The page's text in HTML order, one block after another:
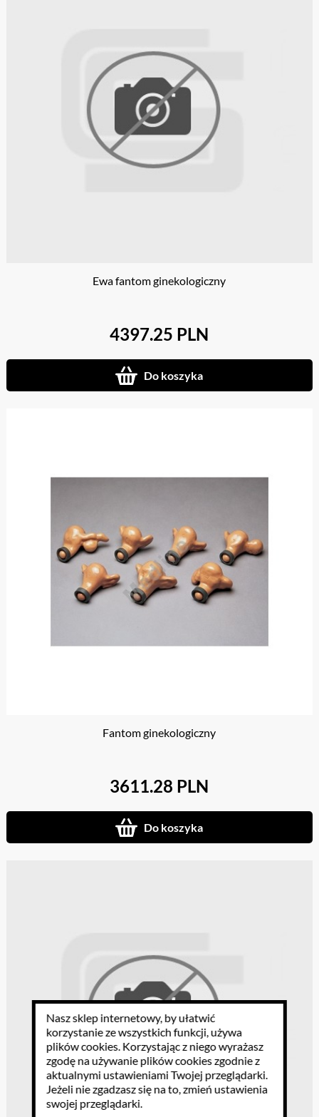
Ewa fantom ginekologiczny
4397.25 PLN
Do koszyka
Fantom ginekologiczny
3611.28 PLN
Do koszyka
Nasz sklep internetowy, by ułatwić
korzystanie ze wszystkich funkcji, używa
plików cookies. Korzystając z niego wyrażasz
zgodę na używanie plików cookies zgodnie z
aktualnymi ustawieniami Twojej przeglądarki.
Jeżeli nie zgadzasz się na to, zmień ustawienia
swojej przeglądarki.